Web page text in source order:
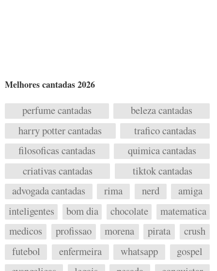
Melhores cantadas 2026
perfume cantadas
beleza cantadas
harry potter cantadas
trafico cantadas
filosoficas cantadas
quimica cantadas
criativas cantadas
tiktok cantadas
advogada cantadas
rima nerd
amiga
inteligentes
bom dia chocolate
matematica
medicos
profissao morena pirata
crush
futebol
enfermeira whatsapp
gospel